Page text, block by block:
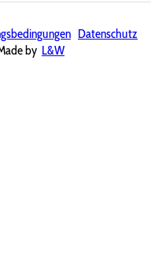
Datenschutz
by L&W